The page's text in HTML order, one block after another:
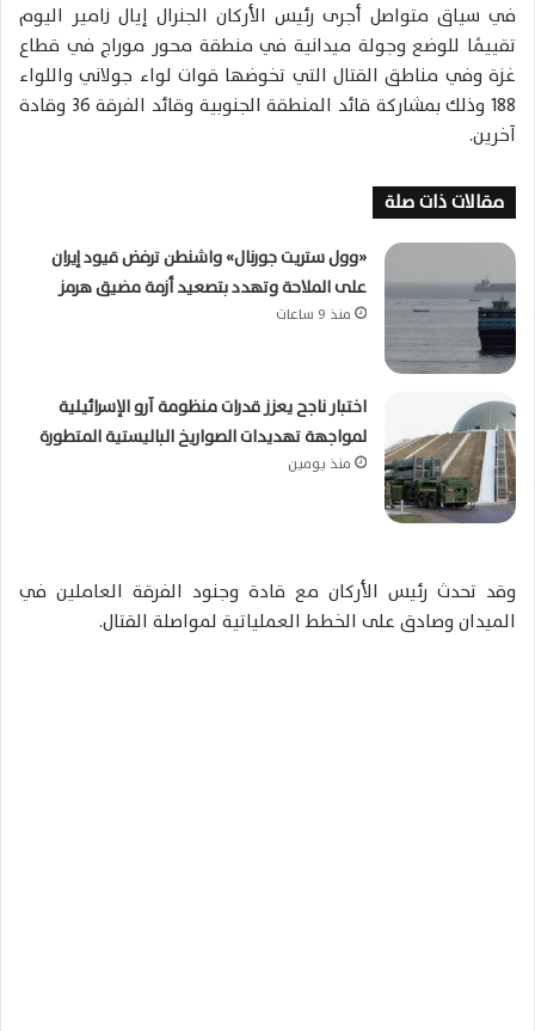
‏في سياق متواصل أجرى رئيس الأركان الجنرال إيال زامير اليوم
تقييمًا للوضع وجولة ميدانية في منطقة محور موراج في قطاع
غزة وفي مناطق القتال التي تخوضها قوات لواء جولاني واللواء
188 وذلك بمشاركة قائد المنطقة الجنوبية وقائد الفرقة 36 وقادة
آخرين.
مقالات ذات صلة
«وول ستريت جورنال» واشنطن ترفض قيود إيران
على الملاحة وتهدد بتصعيد أزمة مضيق هرمز
منذ 9 ساعات
اختبار ناجح يعزز قدرات منظومة آرو الإسرائيلية
لمواجهة تهديدات الصواريخ الباليستية المتطورة
منذ يومين
‏وقد تحدث رئيس الأركان مع قادة وجنود الفرقة العاملين في
الميدان وصادق على الخطط العملياتية لمواصلة القتال.